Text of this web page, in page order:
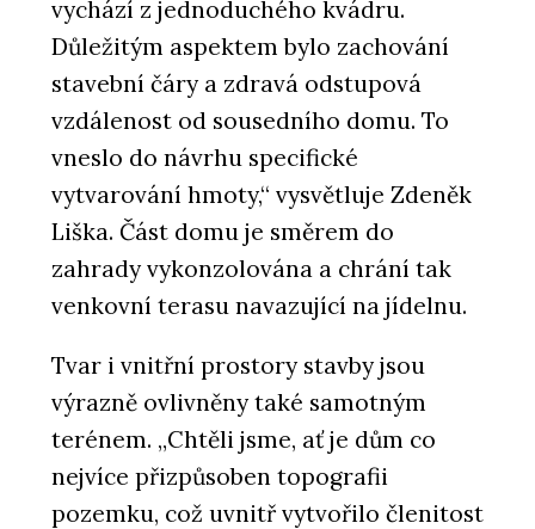
vychází z jednoduchého kvádru.
Důležitým aspektem bylo zachování
stavební čáry a zdravá odstupová
vzdálenost od sousedního domu. To
vneslo do návrhu specifické
vytvarování hmoty,“ vysvětluje Zdeněk
Liška. Část domu je směrem do
zahrady vykonzolována a chrání tak
venkovní terasu navazující na jídelnu.
Tvar i vnitřní prostory stavby jsou
výrazně ovlivněny také samotným
terénem. „Chtěli jsme, ať je dům co
nejvíce přizpůsoben topografii
pozemku, což uvnitř vytvořilo členitost